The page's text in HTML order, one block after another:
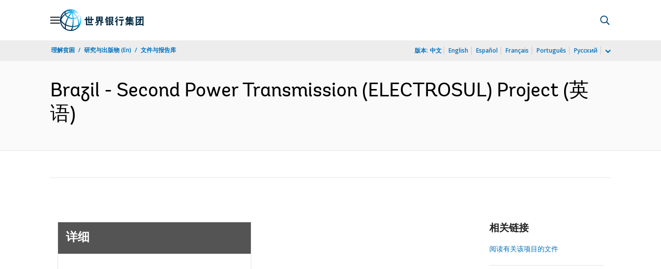
理解贫困 研究与出版物 (En) 文件与报告库 版本: 中文 English Español Français Português Русский
Brazil - Second Power Transmission (ELECTROSUL) Project (英
语)
详细
相关链接
阅读有关该项目的文件